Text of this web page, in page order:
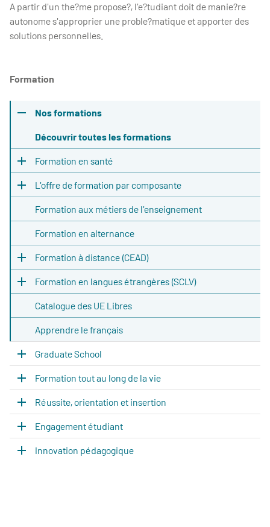
A partir d'un the?me propose?, l'e?tudiant doit de manie?re
autonome s'approprier une proble?matique et apporter des
solutions personnelles.
Formation
Nos formations
Découvrir toutes les formations
Formation en santé
L'offre de formation par composante
Formation aux métiers de l'enseignement
Formation en alternance
Formation à distance (CEAD)
Formation en langues étrangères (SCLV)
Catalogue des UE Libres
Apprendre le français
Graduate School
Formation tout au long de la vie
Réussite, orientation et insertion
Engagement étudiant
Innovation pédagogique